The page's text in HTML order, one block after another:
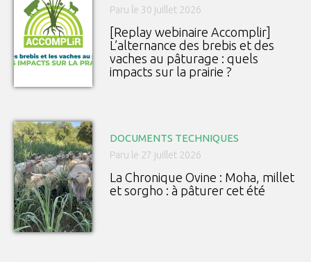
Paru le 30 juillet 2026
[Replay webinaire Accomplir]
L’alternance des brebis et des
vaches au pâturage : quels
impacts sur la prairie ?
DOCUMENTS TECHNIQUES
Paru le 27 juillet 2026
La Chronique Ovine : Moha, millet
et sorgho : à pâturer cet été